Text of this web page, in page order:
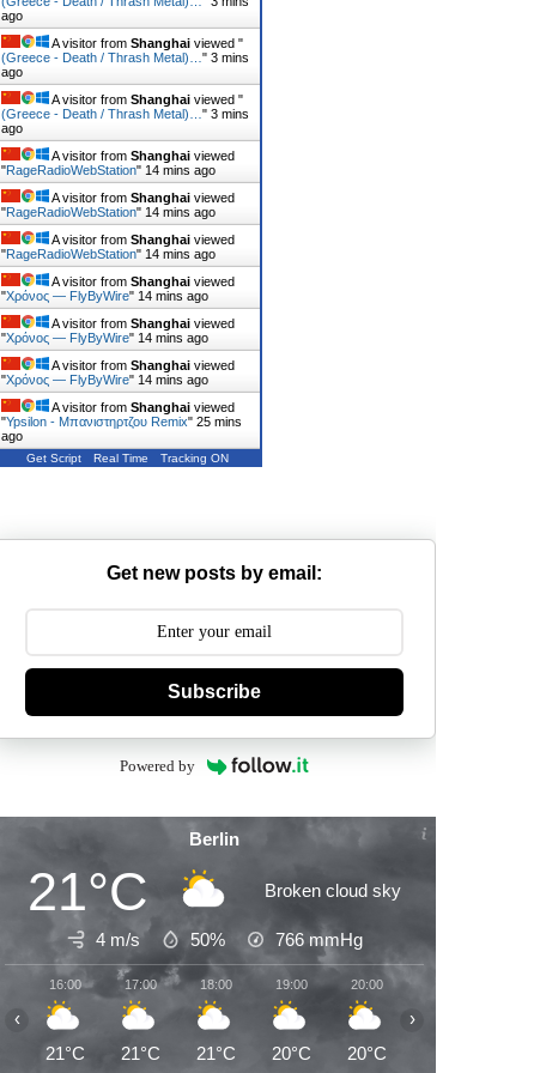
ago
A visitor from Shanghai viewed "
(Greece - Death / Thrash Metal)… " 3 mins
ago
A visitor from Shanghai viewed "
(Greece - Death / Thrash Metal)… " 3 mins
ago
A visitor from Shanghai viewed
"RageRadioWebStation" 14 mins ago
A visitor from Shanghai viewed
"RageRadioWebStation" 14 mins ago
A visitor from Shanghai viewed
"RageRadioWebStation" 14 mins ago
A visitor from Shanghai viewed
"Χρόνος — FlyByWire" 14 mins ago
A visitor from Shanghai viewed
"Χρόνος — FlyByWire" 14 mins ago
A visitor from Shanghai viewed
"Χρόνος — FlyByWire" 14 mins ago
A visitor from Shanghai viewed
"Ypsilon - Μπανιστηρτζου Remix" 25 mins
ago
Get Script Real Time Tracking ON
Get new posts by email:
Subscribe
Powered by
Berlin
21°C Broken cloud sky
4 m/s 50% 766 mmHg
16:00
21°C
17:00
21°C
18:00
21°C
19:00
20°C
20:00
20°C
‹ ›